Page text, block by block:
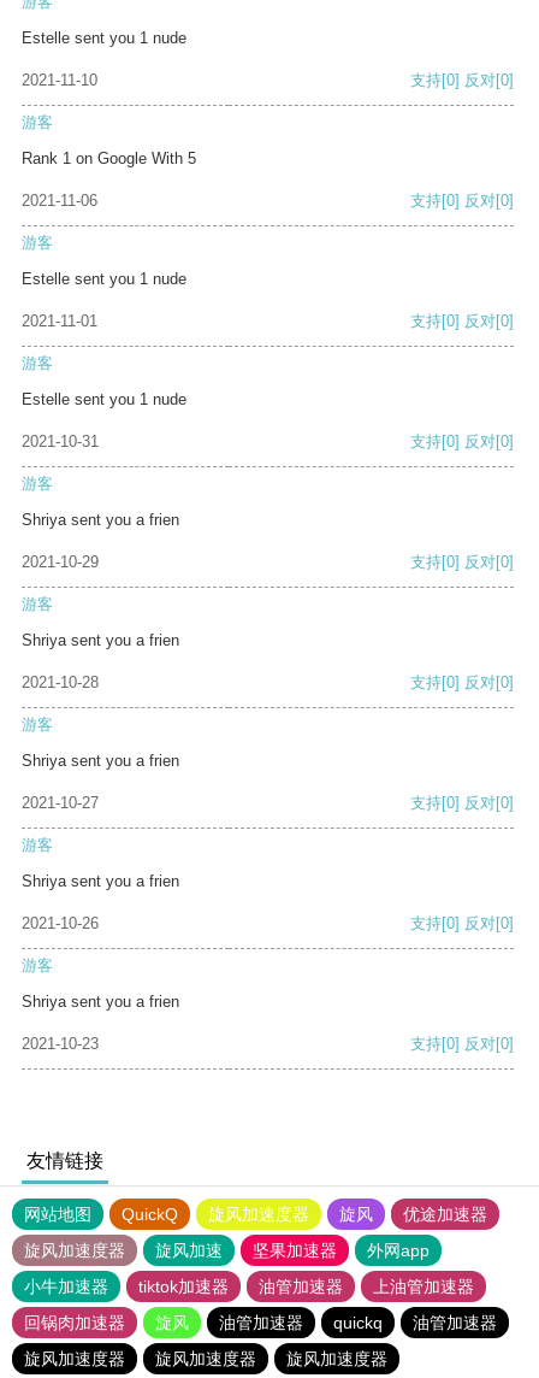
Estelle sent you 1 nude
2021-11-10 支持[0] 反对[0]
游客
Rank 1 on Google With 5
2021-11-06 支持[0] 反对[0]
游客
Estelle sent you 1 nude
2021-11-01 支持[0] 反对[0]
游客
Estelle sent you 1 nude
2021-10-31 支持[0] 反对[0]
游客
Shriya sent you a frien
2021-10-29 支持[0] 反对[0]
游客
Shriya sent you a frien
2021-10-28 支持[0] 反对[0]
游客
Shriya sent you a frien
2021-10-27 支持[0] 反对[0]
游客
Shriya sent you a frien
2021-10-26 支持[0] 反对[0]
游客
Shriya sent you a frien
2021-10-23 支持[0] 反对[0]
友情链接
网站地图 QuickQ 旋风加速度器 旋风
优途加速器
旋风加速度器
旋风加速 坚果加速器
外网app
小牛加速器
tiktok加速器 油管加速器
上油管加速器
回锅肉加速器
旋风 油管加速器 quickq
油管加速器
旋风加速度器
旋风加速度器 旋风加速度器